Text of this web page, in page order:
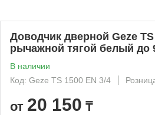
Доводчик дверной Geze TS
рычажной тягой белый до
В наличии
Код: Geze TS 1500 EN 3/4
от 20 150 ₸